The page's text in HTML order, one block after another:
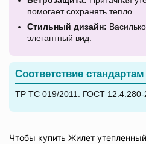
помогает сохранять тепло.
Стильный дизайн:
элегантный вид.
Соответствие стандартам
ТР ТС 019/2011. ГОСТ 12.4.280-
Чтобы купить Жилет